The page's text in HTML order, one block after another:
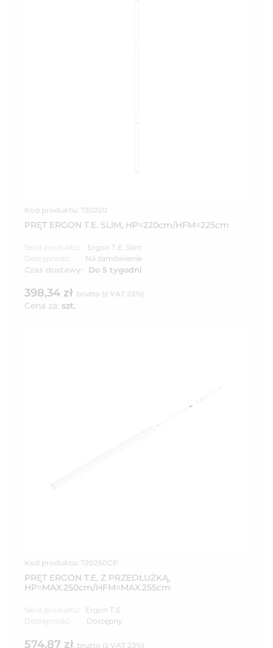
Kod produktu: 730220
PRĘT ERGON T.E. SLIM, HP=220cm/HFM=225cm
Seria produktu:
Ergon T.E. Slim
Dostępność:
Na zamówienie
Czas dostawy: Do 5 tygodni
398,34 zł brutto (z VAT 23%)
Cena za: szt.
Kod produktu: 720250CP
PRĘT ERGON T.E. Z PRZEDŁUŻKĄ,
HP=MAX.250cm/HFM=MAX.255cm
Seria produktu:
Ergon T.E.
Dostępność:
Dostępny
574,87 zł brutto (z VAT 23%)